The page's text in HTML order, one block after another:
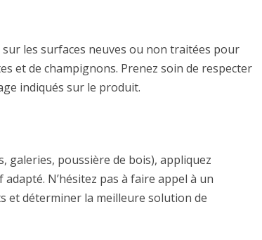
les surfaces neuves ou non traitées pour
et de champignons. Prenez soin de respecter
indiqués sur le produit.
galeries, poussière de bois), appliquez
N’hésitez pas à faire appel à un
et déterminer la meilleure solution de